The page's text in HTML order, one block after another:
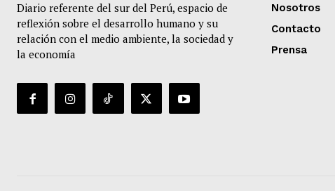
Diario referente del sur del Perú, espacio de
reflexión sobre el desarrollo humano y su
relación con el medio ambiente, la sociedad y
la economía
Nosotros
Contacto
Prensa